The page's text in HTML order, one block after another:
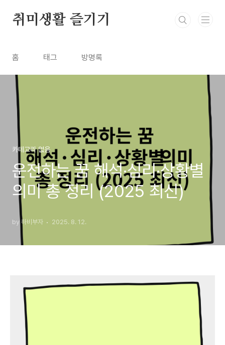
취미생활 즐기기
홈 태그 방명록
카테고리 없음
운전하는 꿈 해석·심리·상황별
의미 총 정리 (2025 최신)
by 하비부자 2025. 8. 12.